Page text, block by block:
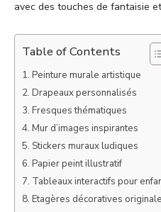
avec des touches de fantaisie
Table of Contents
Peinture murale artistique
Drapeaux personnalisés
Fresques thématiques
Mur d’images inspirantes
Stickers muraux ludiques
Papier peint illustratif
Tableaux interactifs pour
Etagères décoratives